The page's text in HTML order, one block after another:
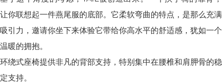
让你联想起一件燕尾服的底部。它柔软弯曲的特点，是那么充满
吸引力，邀请你坐下来体验它带给你高水平的舒适感，犹如一个
温暖的拥抱。
环绕式座椅提供非凡的背部支持，特别集中在腰椎和肩胛骨的稳
定支持。